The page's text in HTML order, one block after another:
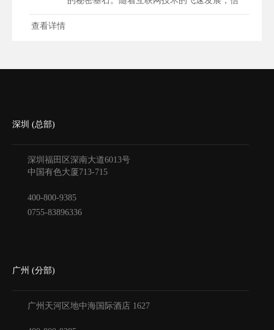
息...
查看详情
深圳 (总部)
深圳福田区深南大道6013号
中国有色大厦713-715
400-800-9385
0755-83896336
广州 (分部)
广州天河区地中海国际酒店 1627